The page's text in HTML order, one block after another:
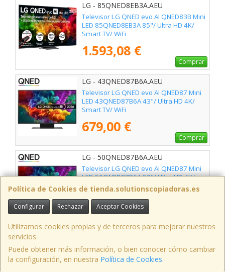
LG - 85QNED8EB3A.AEU
Televisor LG QNED evo AI QNED83B Mini
LED 85QNED8EB3A 85"/ Ultra HD 4K/
Smart TV/ WiFi
1.593,08 €
Comprar
LG - 43QNED87B6A.AEU
Televisor LG QNED evo AI QNED87 Mini
LED 43QNED87B6A 43"/ Ultra HD 4K/
Smart TV/ WiFi
679,00 €
Comprar
LG - 50QNED87B6A.AEU
Televisor LG QNED evo AI QNED87 Mini
LED 50QNED87B6A 50"/ Ultra HD 4K/
Smart TV/ WiFi
803,08 €
LG - 55QNED87B6A.AEU
Televisor LG QNED evo AI QNED87 Mini
LED 55QNED87B6A 55"/ Ultra HD 4K/
Smart TV/ WiFi
Política de Cookies de tienda.solutionscopiadoras.es
Configurar Rechazar Aceptar Cookies
Utilizamos cookies propias y de terceros para mejorar nuestros
servicios.
Puede obtener más información, o bien conocer cómo cambiar
la configuración, en nuestra Política de Cookies.